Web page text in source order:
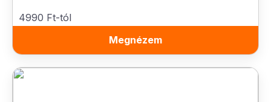
4990 Ft-tól
Megnézem